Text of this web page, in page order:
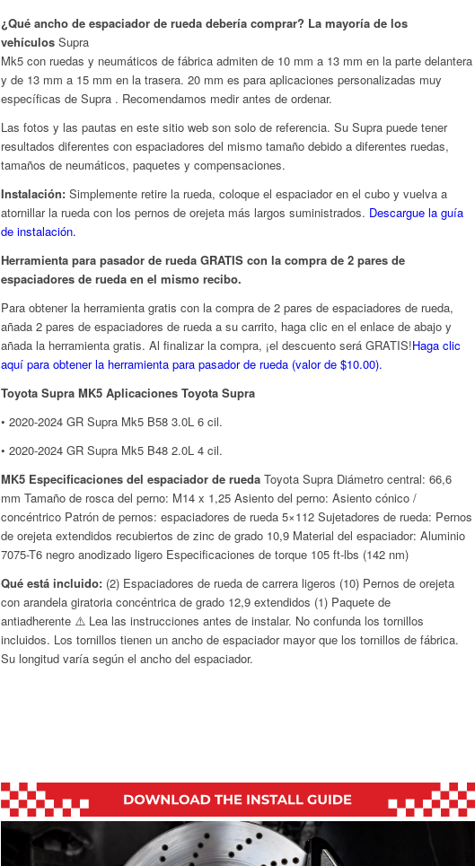
¿Qué ancho de espaciador de rueda debería comprar? La mayoría de los
vehículosSupra
Mk5 con ruedas y neumáticos de fábrica admiten de 10 mm a 13 mm en la parte delantera
y de 13 mm a 15 mm en la trasera. 20 mm es para aplicaciones personalizadas muy
específicas de Supra . Recomendamos medir antes de ordenar.
Las fotos y las pautas en este sitio web son solo de referencia. Su Supra puede tener
resultados diferentes con espaciadores del mismo tamaño debido a diferentes ruedas,
tamaños de neumáticos, paquetes y compensaciones.
Instalación:Simplemente retire la rueda, coloque el espaciador en el cubo y vuelva a
atornillar la rueda con los pernos de orejeta más largos suministrados. Descargue la guía
de instalación.
Herramienta para pasador de rueda GRATIS con la compra de 2 pares de
espaciadores de rueda en el mismo recibo.
Para obtener la herramienta gratis con la compra de 2 pares de espaciadores de rueda,
añada 2 pares de espaciadores de rueda a su carrito, haga clic en el enlace de abajo y
añada la herramienta gratis. Al finalizar la compra, ¡el descuento será GRATIS!Haga clic
aquí para obtener la herramienta para pasador de rueda (valor de $10.00).
Toyota Supra MK5 AplicacionesToyota Supra
• 2020-2024 GR Supra Mk5 B58 3.0L 6 cil.
• 2020-2024 GR Supra Mk5 B48 2.0L 4 cil.
MK5 Especificaciones del espaciador de rueda Toyota Supra Diámetro central: 66,6
mmTamaño de rosca del perno: M14 x 1,25 Asiento del perno: Asiento cónico /
concéntrico Patrón de pernos: espaciadores de rueda 5×112Sujetadores de rueda: Pernos
de orejeta extendidos recubiertos de zinc de grado 10,9 Material del espaciador: Aluminio
7075-T6 negro anodizado ligero Especificaciones de torque 105 ft-lbs (142 nm)
Qué está incluido: (2) Espaciadores de rueda de carrera ligeros (10) Pernos de orejeta
con arandela giratoria concéntrica de grado 12,9 extendidos (1) Paquete de
antiadherente ⚠️ Lea las instrucciones antes de instalar. No confunda los tornillos
incluidos. Los tornillos tienen un ancho de espaciador mayor que los tornillos de fábrica.
Su longitud varía según el ancho del espaciador.